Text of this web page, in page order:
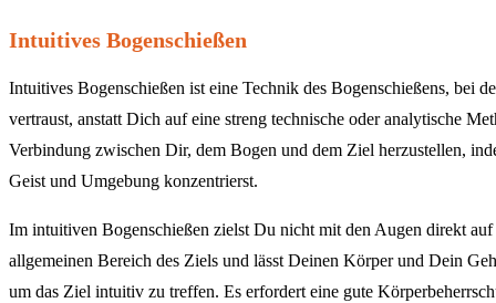
Intuitives Bogenschießen
Intuitives Bogenschießen ist eine Technik des Bogenschießens, bei
vertraust, anstatt Dich auf eine streng technische oder analytische
Verbindung zwischen Dir, dem Bogen und dem Ziel herzustellen,
Geist und Umgebung konzentrierst.
Im intuitiven Bogenschießen zielst Du nicht mit den Augen direkt
allgemeinen Bereich des Ziels und lässt Deinen Körper und Dein
um das Ziel intuitiv zu treffen. Es erfordert eine gute